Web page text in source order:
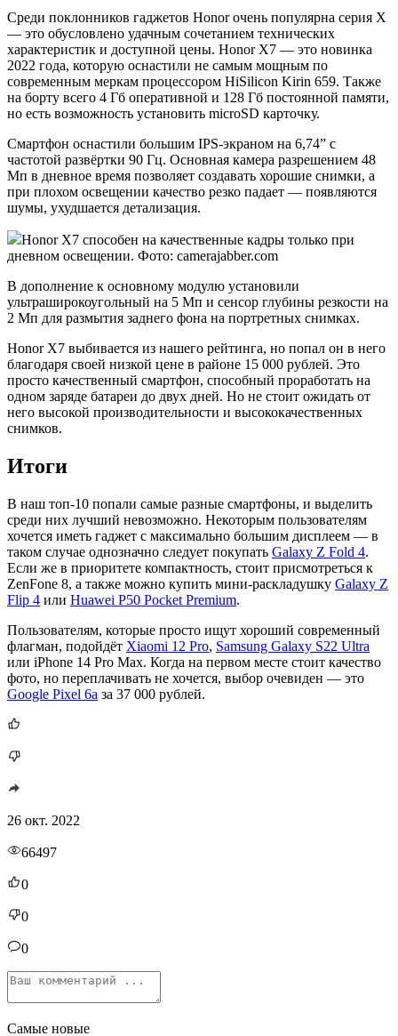
Среди поклонников гаджетов Honor очень популярна серия X
— это обусловлено удачным сочетанием технических
характеристик и доступной цены. Honor X7 — это новинка
2022 года, которую оснастили не самым мощным по
современным меркам процессором HiSilicon Kirin 659. Также
на борту всего 4 Гб оперативной и 128 Гб постоянной памяти,
но есть возможность установить microSD карточку.
Смартфон оснастили большим IPS-экраном на 6,74” с
частотой развёртки 90 Гц. Основная камера разрешением 48
Мп в дневное время позволяет создавать хорошие снимки, а
при плохом освещении качество резко падает — появляются
шумы, ухудшается детализация.
Honor X7 способен на качественные кадры только при
дневном освещении. Фото: camerajabber.com
В дополнение к основному модулю установили
ультраширокоугольный на 5 Мп и сенсор глубины резкости на
2 Мп для размытия заднего фона на портретных снимках.
Honor X7 выбивается из нашего рейтинга, но попал он в него
благодаря своей низкой цене в районе 15 000 рублей. Это
просто качественный смартфон, способный проработать на
одном заряде батареи до двух дней. Но не стоит ожидать от
него высокой производительности и высококачественных
снимков.
Итоги
В наш топ-10 попали самые разные смартфоны, и выделить
среди них лучший невозможно. Некоторым пользователям
хочется иметь гаджет с максимально большим дисплеем — в
таком случае однозначно следует покупать Galaxy Z Fold 4.
Если же в приоритете компактность, стоит присмотреться к
ZenFone 8, а также можно купить мини-раскладушку Galaxy Z
Flip 4 или Huawei P50 Pocket Premium.
Пользователям, которые просто ищут хороший современный
флагман, подойдёт Xiaomi 12 Pro, Samsung Galaxy S22 Ultra
или iPhone 14 Pro Max. Когда на первом месте стоит качество
фото, но переплачивать не хочется, выбор очевиден — это
Google Pixel 6a за 37 000 рублей.
26 окт. 2022
66497
0
0
0
Самые новые